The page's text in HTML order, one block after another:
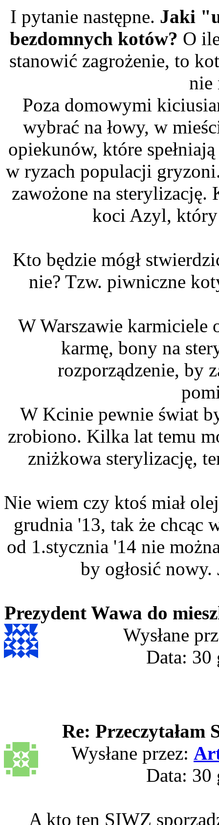
I pytanie następne. Jaki
bezdomnych kotów? O
stanowić zagrożenie, to
nie
Poza domowymi
wybrać na łowy, w
opiekunów, które
w ryzach populacji
zawożone na
koci Azyl,
Kto będzie mógł
nie? Tzw. piwniczne
W Warszawie karmiciele
karmę, bony na
rozporządzenie, by
W Kcinie pewnie świat
zrobiono. Kilka lat temu
zniżkowa sterylizację,
Nie wiem czy ktoś miał
grudnia '13, tak że chcąc
od 1.stycznia '14 nie
by ogłosić
Prezydent Wawa do
Wysłane
Data: 30
Re: Przeczytałam
Wysłane przez:
Data: 30
A kto ten SIWZ